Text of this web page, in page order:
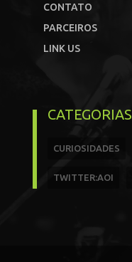
CONTATO
PARCEIROS
LINK US
CATEGORIAS
CURIOSIDADES
TWITTER:AOI